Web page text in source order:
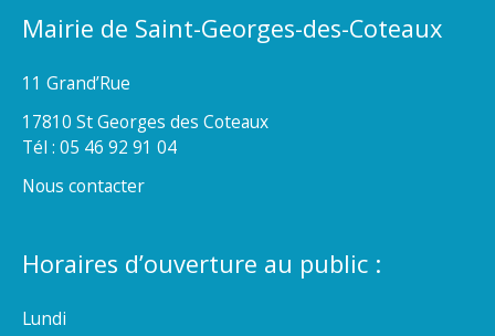
Mairie de Saint-Georges-des-Coteaux
11 Grand’Rue
17810 St Georges des Coteaux
Tél : 05 46 92 91 04
Nous contacter
Horaires d’ouverture au public :
Lundi